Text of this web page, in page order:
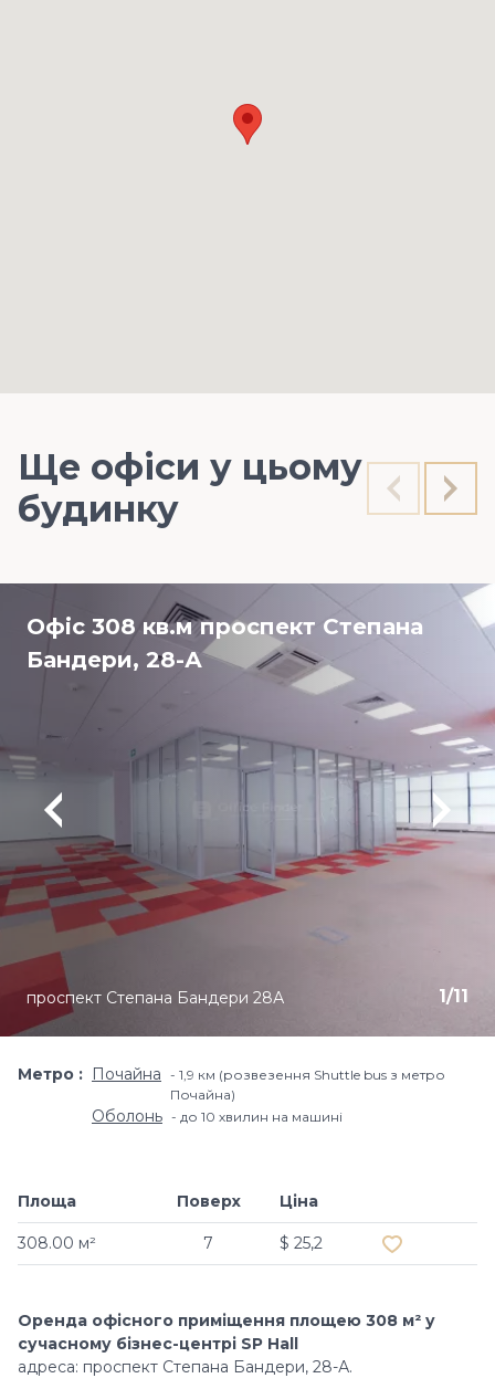
Ще офіси у цьому
будинку
Офіс 308 кв.м проспект Степана
Бандери, 28-А
1/11
проспект Степана Бандери 28А
Метро Почайна
1,9 км (розвезення Shuttle bus з метро
Почайна)
Оболонь до 10 хвилин на машині
Площа
308.00 м²
Поверх
7
Ціна
$ 25,2
Оренда офісного приміщення площею 308 м² у
сучасному бізнес-центрі SP Hall
адреса: проспект Степана Бандери, 28-А.